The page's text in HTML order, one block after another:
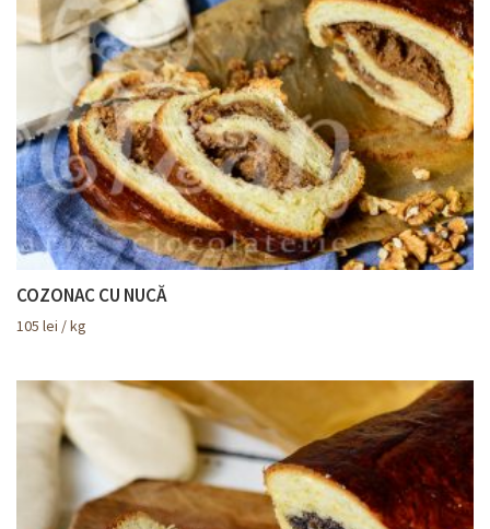
COZONAC CU NUCĂ
105 lei / kg